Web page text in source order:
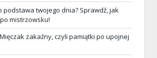
podstawa twojego dnia? Sprawdź, jak
mistrzowsku!
Mięczak zakaźny, czyli pamiątki po upojnej